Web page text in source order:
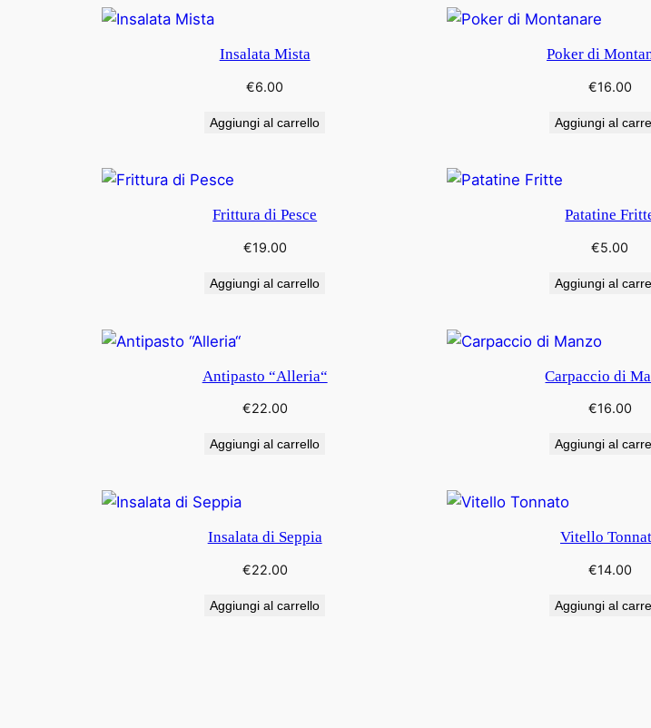
Insalata Mista
€6.00
Aggiungi al carrello
Poker di
€16.00
Aggiungi al
Frittura di Pesce
€19.00
Aggiungi al carrello
Patatine
€5.00
Aggiungi al
Antipasto “Alleria“
€22.00
Aggiungi al carrello
Carpaccio di
€16.00
Aggiungi al
Insalata di Seppia
€22.00
Aggiungi al carrello
Vitello
€14.00
Aggiungi al